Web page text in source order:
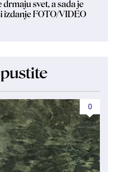
svet, a sada je
izdanje FOTO/VIDEO
0